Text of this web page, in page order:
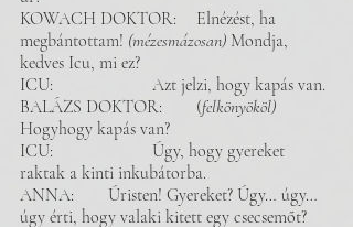
KOWACH DOKTOR: 	Elnézést, ha
megbántottam! (mézesmázosan) Mondja,
kedves Icu, mi ez?
ICU: 			Azt jelzi, hogy kapás van.
BALÁZS DOKTOR: 	(felkönyököl)
Hogyhogy kapás van?
ICU: 			Úgy, hogy gyereket
raktak a kinti inkubátorba.
ANNA: 	Úristen! Gyereket? Úgy… úgy…
úgy érti, hogy valaki kitett egy csecsemőt?